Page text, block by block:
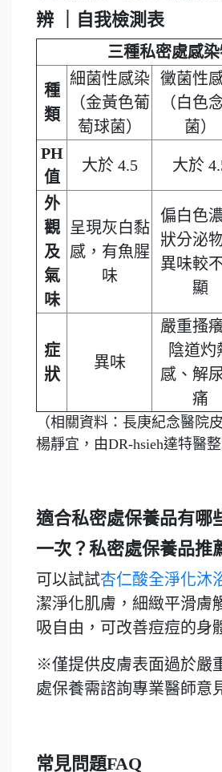
辨 ｜自我檢測表
三種私密處感
種
類
細菌性感染
（金黃色葡
萄球菌）
黴菌性
（白色
菌）
PH
值
大於 4.5 大於
外
觀
及
氣
味
呈現灰白黏
感，有魚腥
味
偏白色
狀分泌
異味較
顯
症
狀
異味
嚴重搔
陰道灼
感、解
痛
（相關資料：長庚紀念醫院
楊靜宜，由DR-hsieh達特醫整
適合私密處保養品有哪
一次？私密處保養品推
可以試試杏仁酸全淨化沐
潔淨化肌膚，細緻平滑膚
吸自由，可改善痘痘的身
※僅提供皮膚表面過於嚴
處保養需諮詢專業醫師意
常見問題FAQ